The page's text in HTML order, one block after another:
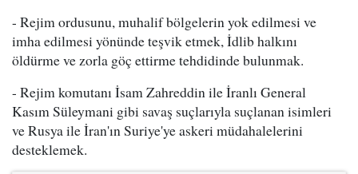
- Rejim ordusunu, muhalif bölgelerin yok edilmesi ve
imha edilmesi yönünde teşvik etmek, İdlib halkını
öldürme ve zorla göç ettirme tehdidinde bulunmak.
- Rejim komutanı İsam Zahreddin ile İranlı General
Kasım Süleymani gibi savaş suçlarıyla suçlanan isimleri
ve Rusya ile İran'ın Suriye'ye askeri müdahalelerini
desteklemek.